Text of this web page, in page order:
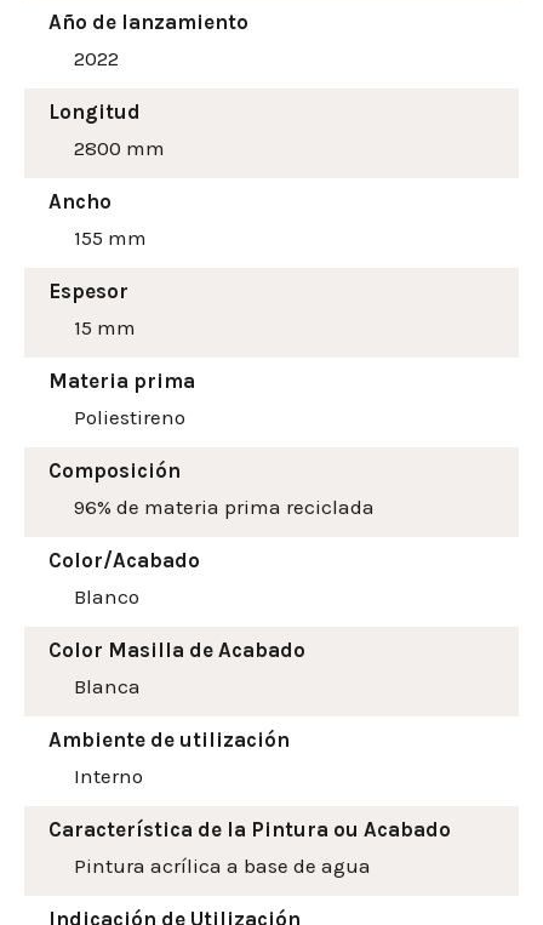
Año de lanzamiento
2022
Longitud
2800 mm
Ancho
155 mm
Espesor
15 mm
Materia prima
Poliestireno
Composición
96% de materia prima reciclada
Color/Acabado
Blanco
Color Masilla de Acabado
Blanca
Ambiente de utilización
Interno
Característica de la Pintura ou Acabado
Pintura acrílica a base de agua
Indicación de Utilización